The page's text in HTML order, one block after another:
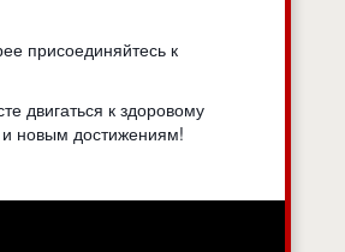
присоединяйтесь к
двигаться к здоровому
новым достижениям!